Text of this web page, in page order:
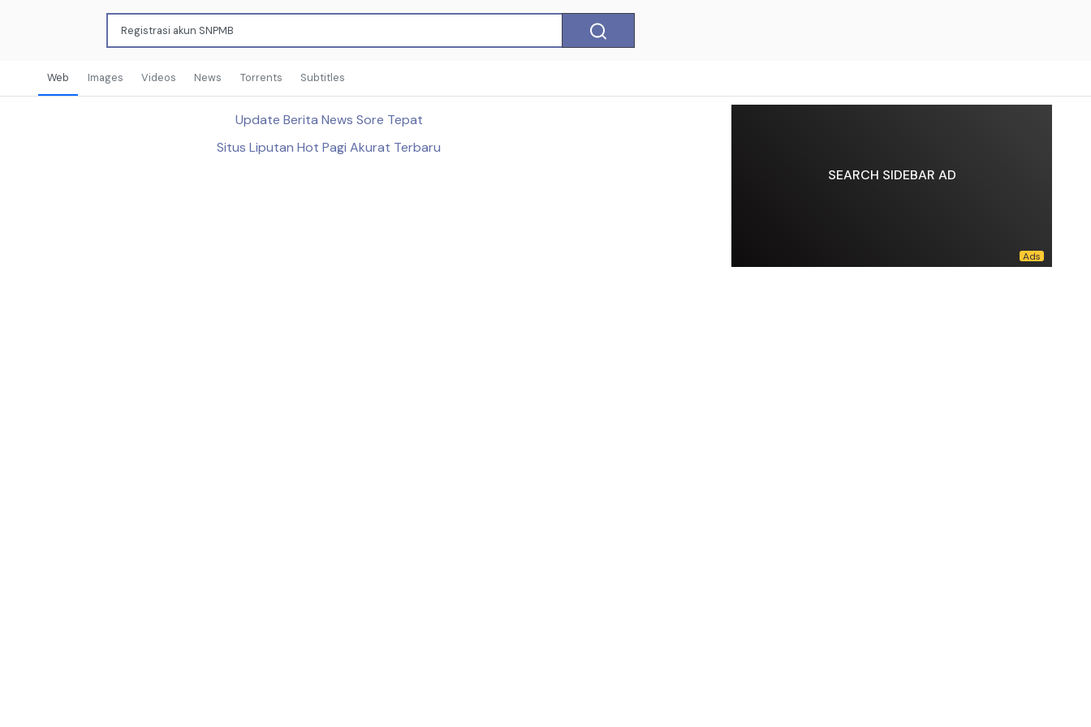
Web Images Videos News Torrents Subtitles
SEARCH SIDEBAR AD
Update Berita News Sore Tepat
Situs Liputan Hot Pagi Akurat Terbaru